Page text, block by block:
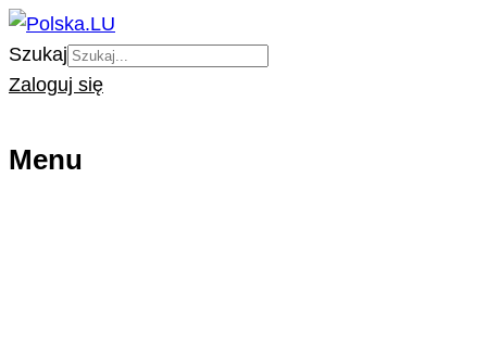
Szukaj
Zaloguj się
Menu